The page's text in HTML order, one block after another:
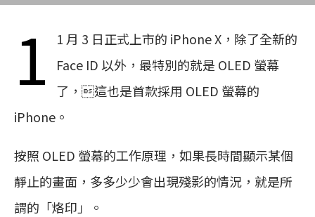
1
1 月 3 日正式上市的 iPhone X，除了全新的
Face ID 以外，最特別的就是 OLED 螢幕
了，這也是首款採用 OLED 螢幕的
iPhone。
按照 OLED 螢幕的工作原理，如果長時間顯示某個
靜止的畫面，多多少少會出現殘影的情況，就是所
謂的「烙印」。